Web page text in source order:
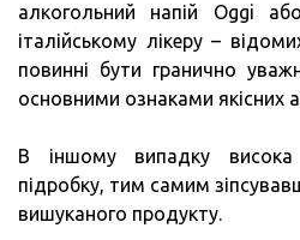
алкогольний напій Oggi
італійському лікеру –
повинні бути гранично
основними ознаками якісних
В іншому випадку висока
підробку, тим самим
вишуканого продукту.